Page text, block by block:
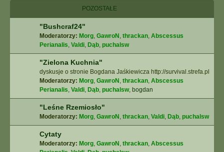
POZOSTAŁE
"Bushcraf24"
Moderatorzy: Morg, GawroN , thrackan, Abscessus
Perianalis, Valdi, Dąb, puchalsw
"Zielona Kuchnia"
dyskusje o stronie Bogdana Jaśkiewicza http://survival.strefa.pl
Moderatorzy: Morg, GawroN , thrackan, Abscessus
Perianalis, Valdi, Dąb, puchalsw, bogdan
"Leśne Rzemiosło"
Moderatorzy: Morg, GawroN , thrackan, Valdi, Dąb, puchalsw
Cytaty
Moderatorzy: Morg, GawroN , thrackan, Abscessus